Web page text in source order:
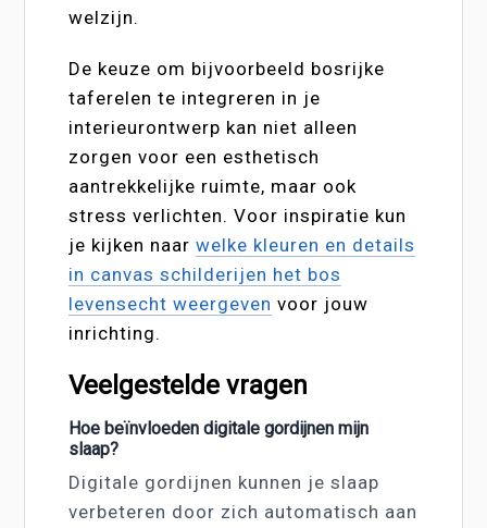
welzijn.
De keuze om bijvoorbeeld bosrijke
taferelen te integreren in je
interieurontwerp kan niet alleen
zorgen voor een esthetisch
aantrekkelijke ruimte, maar ook
stress verlichten. Voor inspiratie kun
je kijken naarwelke kleuren en details
in canvas schilderijen het bos
levensecht weergeven voor jouw
inrichting.
Veelgestelde vragen
Hoe beïnvloeden digitale gordijnen mijn
slaap?
Digitale gordijnen kunnen je slaap
verbeteren door zich automatisch aan